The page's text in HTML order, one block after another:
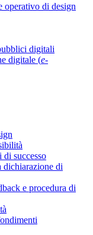
operativo di design
digitali
digitale (e-
di successo
dichiarazione di
e procedura di